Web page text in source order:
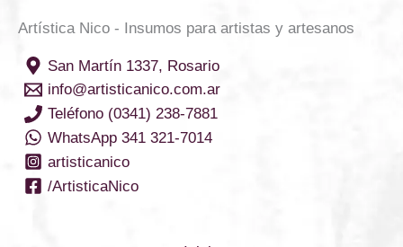
Artística Nico - Insumos para artistas y artesanos
San Martín 1337, Rosario
info@artisticanico.com.ar
Teléfono (0341) 238-7881
WhatsApp 341 321-7014
artisticanico
/ArtisticaNico